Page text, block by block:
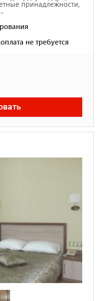
принадлежности,
не требуется